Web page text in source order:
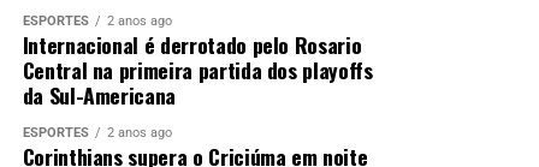
ESPORTES 2 anos ago
Internacional é derrotado pelo Rosario
Central na primeira partida dos playoffs
da Sul-Americana
ESPORTES 2 anos ago
Corinthians supera o Criciúma em noite